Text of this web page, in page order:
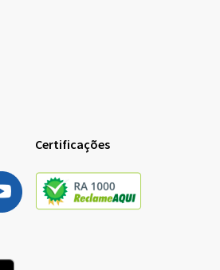
Certificações